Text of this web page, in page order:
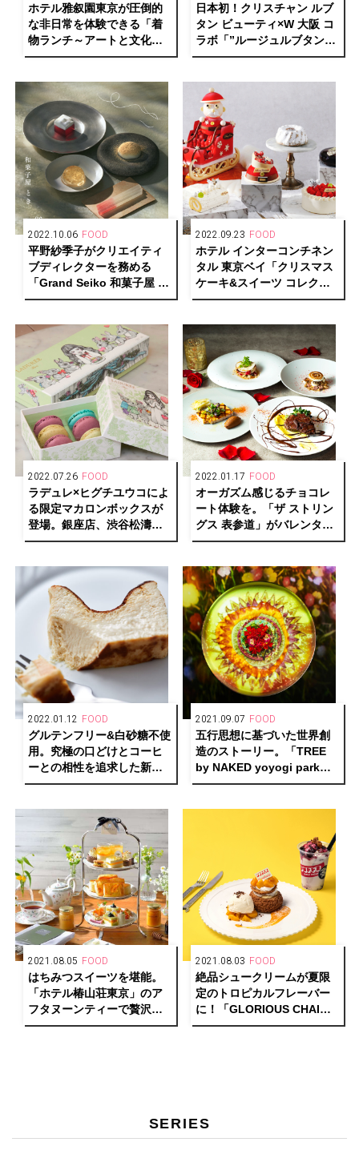
ホテル雅叙園東京が圧倒的
な非日常を体験できる「着
物ランチ～アートと文化財
見学～」開催
日本初！クリスチャン ルブ
タン ビューティ×W 大阪 コ
ラボ「”ルージュルブタン”
アフタヌーンティー」開催
2022.10.06 FOOD
平野紗季子がクリエイティ
ブディレクターを務める
「Grand Seiko 和菓⼦屋 と
き」が原宿に期間限定オー
2022.09.23 FOOD
ホテル インターコンチネン
タル 東京ベイ「クリスマス
ケーキ&スイーツ コレクシ
ョン 2022」が予約開始
2022.07.26 FOOD
ラデュレ×ヒグチユウコによ
る限定マカロンボックスが
登場。銀座店、渋谷松濤店
ではアフタヌーンティーも
2022.01.17 FOOD
オーガズム感じるチョコレ
ート体験を。「ザ ストリン
グス 表参道」がバレンタイ
ディナーコース
定で提供。
2022.01.12 FOOD
グルテンフリー&白砂糖不使
用。究極の口どけとコーヒ
ーとの相性を追求した新た
なチーズケーキ「HOC」が
2021.09.07 FOOD
五行思想に基づいた世界創
造のストーリー。「TREE
by NAKED yoyogi park」
でアートディナーコース
2021.08.05 FOOD
はちみつスイーツを堪能。
「ホテル椿山荘東京」のア
フタヌーンティーで贅沢な
夏のひと時を。
2021.08.03 FOOD
絶品シュークリームが夏限
定のトロピカルフレーバー
に！「GLORIOUS CHAIN
CAFÉ」と「PUFFZ」がコ
SERIES